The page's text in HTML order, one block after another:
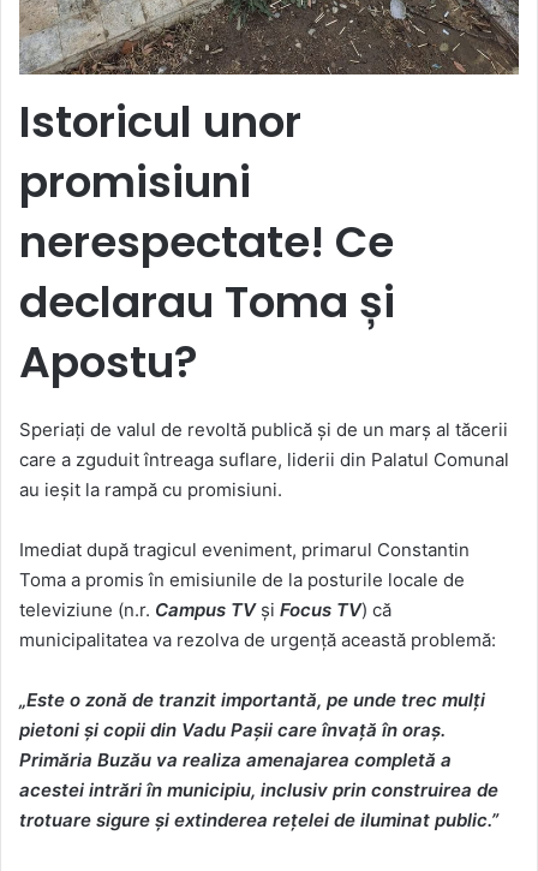
Istoricul unor
promisiuni
nerespectate! Ce
declarau Toma și
Apostu?
Speriați de valul de revoltă publică și de un marș al tăcerii
care a zguduit întreaga suflare, liderii din Palatul Comunal
au ieșit la rampă cu promisiuni.
Imediat după tragicul eveniment, primarul Constantin
Toma a promis în emisiunile de la posturile locale de
televiziune (n.r. Campus TVși Focus TV) că
municipalitatea va rezolva de urgență această problemă:
„Este o zonă de tranzit importantă, pe unde trec mulți
pietoni și copii din Vadu Pașii care învață în oraș.
Primăria Buzău va realiza amenajarea completă a
acestei intrări în municipiu, inclusiv prin construirea de
trotuare sigure și extinderea rețelei de iluminat public.”